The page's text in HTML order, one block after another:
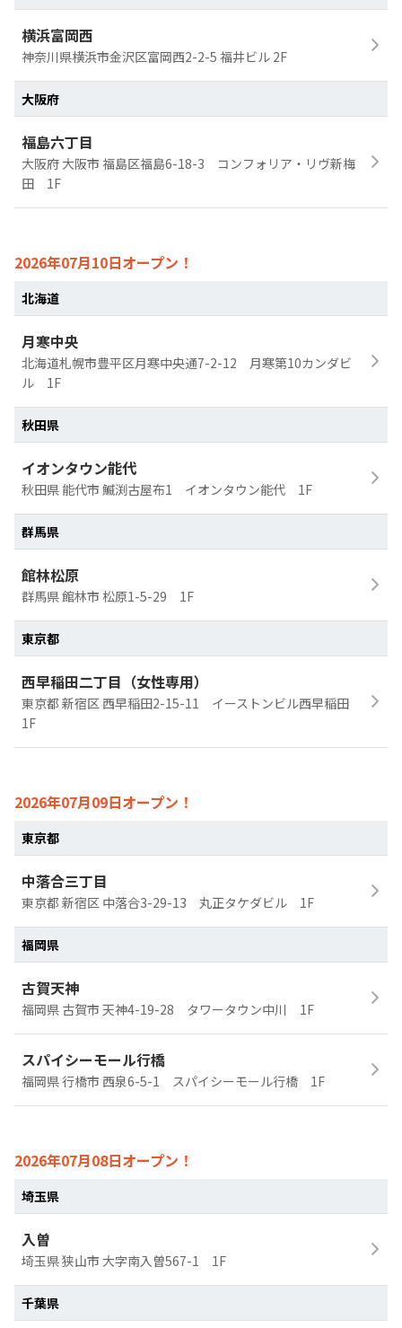
横浜富岡西
神奈川県横浜市金沢区富岡西2-2-5 福井ビル 2F
大阪府
福島六丁目
大阪府 大阪市 福島区福島6-18-3 コンフォリア・リヴ新梅
田 1F
2026年07月10日オープン！
北海道
月寒中央
北海道札幌市豊平区月寒中央通7-2-12 月寒第10カンダビ
ル 1F
秋田県
イオンタウン能代
秋田県 能代市 鰄渕古屋布1 イオンタウン能代 1F
群馬県
館林松原
群馬県 館林市 松原1-5-29 1F
東京都
西早稲田二丁目（女性専用）
東京都 新宿区 西早稲田2-15-11 イーストンビル西早稲田
1F
2026年07月09日オープン！
東京都
中落合三丁目
東京都 新宿区 中落合3-29-13 丸正タケダビル 1F
福岡県
古賀天神
福岡県 古賀市 天神4-19-28 タワータウン中川 1F
スパイシーモール行橋
福岡県 行橋市 西泉6-5-1 スパイシーモール行橋 1F
2026年07月08日オープン！
埼玉県
入曽
埼玉県 狭山市 大字南入曽567-1 1F
千葉県